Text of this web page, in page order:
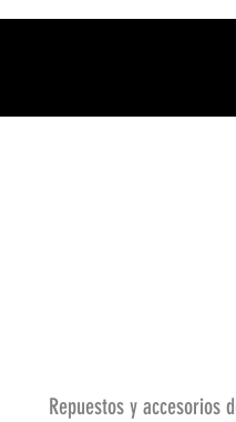
Repuestos y accesorios